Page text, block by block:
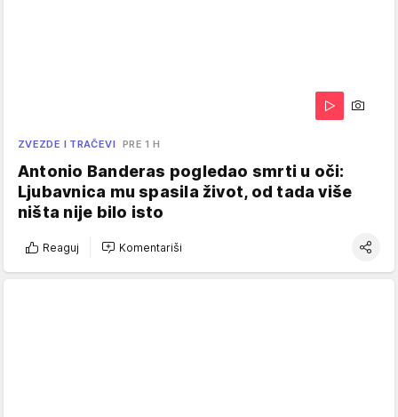
ZVEZDE I TRAČEVI PRE 1 H
Antonio Banderas pogledao smrti u oči:
Ljubavnica mu spasila život, od tada više
ništa nije bilo isto
Reaguj Komentariši